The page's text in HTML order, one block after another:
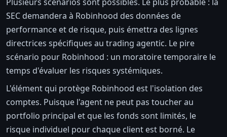
SEC demandera à Robinhood des données de
performance et de risque, puis émettra des lignes
directrices spécifiques au trading agentic. Le pire
scénario pour Robinhood : un moratoire temporaire le
temps d'évaluer les risques systémiques.
L'élément qui protège Robinhood est l'isolation des
comptes. Puisque l'agent ne peut pas toucher au
portfolio principal et que les fonds sont limités, le
risque individuel pour chaque client est borné. Le